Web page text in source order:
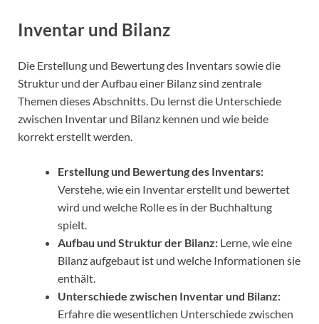
Inventar und Bilanz
Die Erstellung und Bewertung des Inventars sowie die
Struktur und der Aufbau einer Bilanz sind zentrale
Themen dieses Abschnitts. Du lernst die Unterschiede
zwischen Inventar und Bilanz kennen und wie beide
korrekt erstellt werden.
Erstellung und Bewertung des Inventars:
Verstehe, wie ein Inventar erstellt und bewertet
wird und welche Rolle es in der Buchhaltung
spielt.
Aufbau und Struktur der Bilanz: Lerne, wie eine
Bilanz aufgebaut ist und welche Informationen sie
enthält.
Unterschiede zwischen Inventar und Bilanz:
Erfahre die wesentlichen Unterschiede zwischen